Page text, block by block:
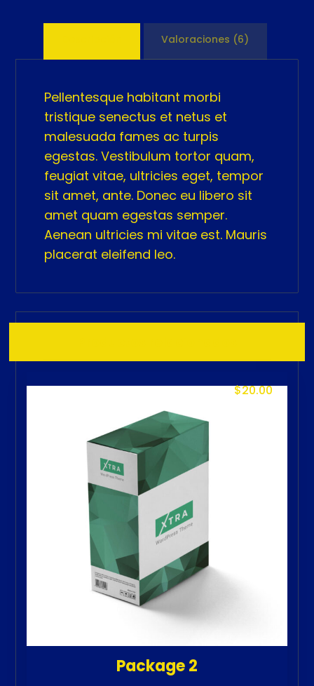
Valoraciones (6)
Pellentesque habitant morbi
tristique senectus et netus et
malesuada fames ac turpis
egestas. Vestibulum tortor quam,
feugiat vitae, ultricies eget, tempor
sit amet, ante. Donec eu libero sit
amet quam egestas semper.
Aenean ultricies mi vitae est. Mauris
placerat eleifend leo.
Package 2
$20.00